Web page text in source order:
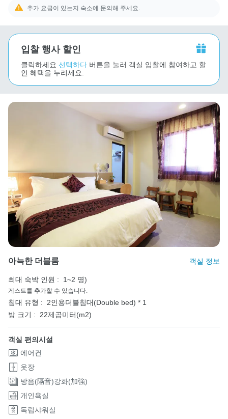
추가 요금이 있는지 숙소에 문의해 주세요.
입찰 행사 할인
클릭하세요 선택하다 버튼을 눌러 객실 입찰에 참여하고 할
인 혜택을 누리세요.
아늑한 더블룸 객실 정보
최대 숙박 인원 : 1~2 명)
게스트를 추가할 수 있습니다.
침대 유형 :
2인용더블침대(Double bed) * 1
방 크기 :
22제곱미터(m2)
객실 편의시설
에어컨
옷장
방음(隔音)강화(加強)
개인욕실
독립샤워실